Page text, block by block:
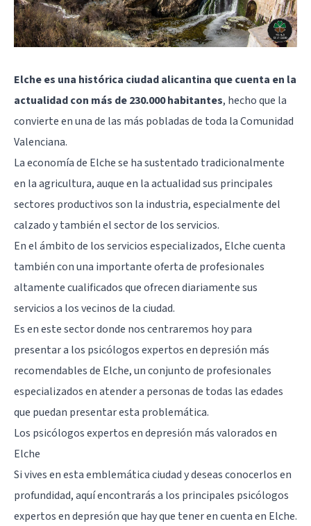
Elche es una histórica ciudad alicantina que cuenta en la
actualidad con más de 230.000 habitantes, hecho que la
convierte en una de las más pobladas de toda la Comunidad
Valenciana.
La economía de Elche se ha sustentado tradicionalmente
en la agricultura, auque en la actualidad sus principales
sectores productivos son la industria, especialmente del
calzado y también el sector de los servicios.
En el ámbito de los servicios especializados, Elche cuenta
también con una importante oferta de profesionales
altamente cualificados que ofrecen diariamente sus
servicios a los vecinos de la ciudad.
Es en este sector donde nos centraremos hoy para
presentar a los psicólogos expertos en depresión más
recomendables de Elche, un conjunto de profesionales
especializados en atender a personas de todas las edades
que puedan presentar esta problemática.
Los psicólogos expertos en depresión más valorados en
Elche
Si vives en esta emblemática ciudad y deseas conocerlos en
profundidad, aquí encontrarás a los principales psicólogos
expertos en depresión que hay que tener en cuenta en Elche.